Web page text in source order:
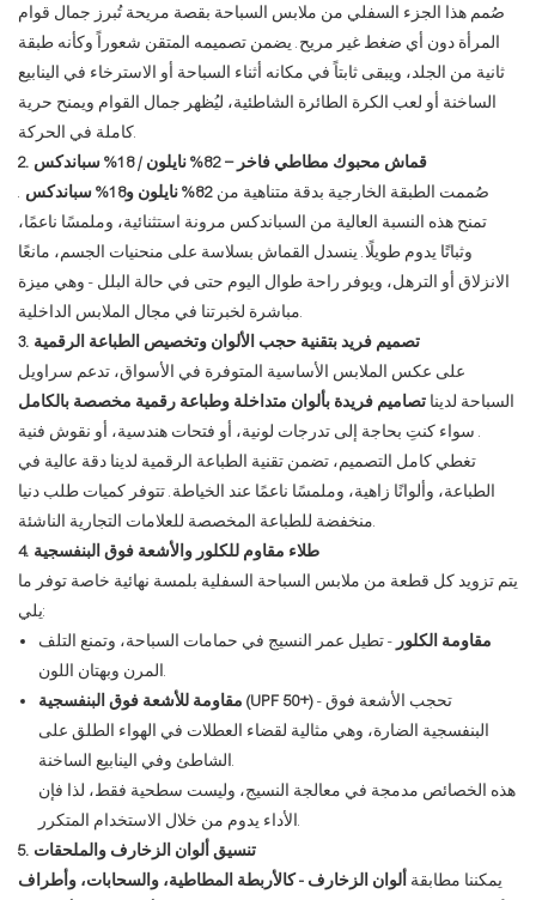
صُمم هذا الجزء السفلي من ملابس السباحة بقصة مريحة تُبرز جمال قوام
المرأة دون أي ضغط غير مريح. يضمن تصميمه المتقن شعوراً وكأنه طبقة
ثانية من الجلد، ويبقى ثابتاً في مكانه أثناء السباحة أو الاسترخاء في الينابيع
الساخنة أو لعب الكرة الطائرة الشاطئية، ليُظهر جمال القوام ويمنح حرية
كاملة في الحركة.
2. قماش محبوك مطاطي فاخر – 82% نايلون / 18% سباندكس
صُممت الطبقة الخارجية بدقة متناهية من 82% نايلون و18% سباندكس
.
تمنح هذه النسبة العالية من السباندكس مرونة استثنائية، وملمسًا ناعمًا،
وثباتًا يدوم طويلًا. ينسدل القماش بسلاسة على منحنيات الجسم، مانعًا
الانزلاق أو الترهل، ويوفر راحة طوال اليوم حتى في حالة البلل - وهي ميزة
مباشرة لخبرتنا في مجال الملابس الداخلية.
3. تصميم فريد بتقنية حجب الألوان وتخصيص الطباعة الرقمية
على عكس الملابس الأساسية المتوفرة في الأسواق، تدعم سراويل
السباحة لدينا تصاميم فريدة بألوان متداخلة وطباعة رقمية مخصصة بالكامل
. سواء كنتِ بحاجة إلى تدرجات لونية، أو فتحات هندسية، أو نقوش فنية
تغطي كامل التصميم، تضمن تقنية الطباعة الرقمية لدينا دقة عالية في
الطباعة، وألوانًا زاهية، وملمسًا ناعمًا عند الخياطة. تتوفر كميات طلب دنيا
منخفضة للطباعة المخصصة للعلامات التجارية الناشئة.
4. طلاء مقاوم للكلور والأشعة فوق البنفسجية
يتم تزويد كل قطعة من ملابس السباحة السفلية بلمسة نهائية خاصة توفر ما
يلي:
مقاومة الكلور - تطيل عمر النسيج في حمامات السباحة، وتمنع التلف
المرن وبهتان اللون.
مقاومة للأشعة فوق البنفسجية (UPF 50+)- تحجب الأشعة فوق
البنفسجية الضارة، وهي مثالية لقضاء العطلات في الهواء الطلق على
الشاطئ وفي الينابيع الساخنة.
هذه الخصائص مدمجة في معالجة النسيج، وليست سطحية فقط، لذا فإن
الأداء يدوم من خلال الاستخدام المتكرر.
5. تنسيق ألوان الزخارف والملحقات
يمكننا مطابقة ألوان الزخارف - كالأربطة المطاطية، والسحابات، وأطراف